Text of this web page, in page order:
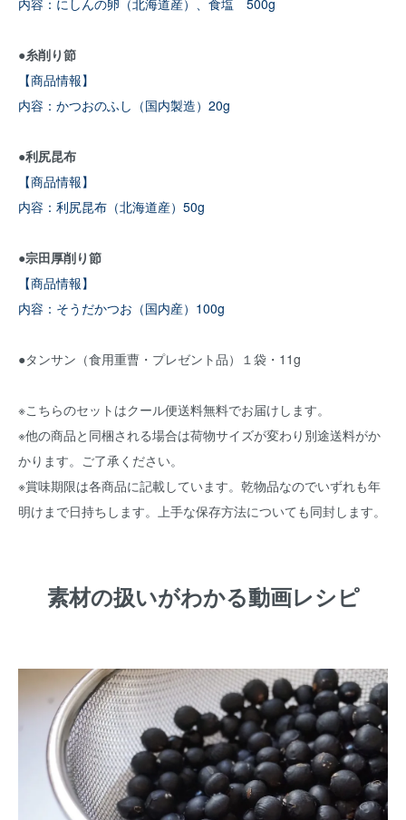
内容：にしんの卵（北海道産）、食塩 500g
●糸削り節
【商品情報】
内容：かつおのふし（国内製造）20g
●利尻昆布
【商品情報】
内容：利尻昆布（北海道産）50g
●宗田厚削り節
【商品情報】
内容：そうだかつお（国内産）100g
●タンサン（食用重曹・プレゼント品）１袋・11g
※こちらのセットはクール便送料無料でお届けします。
※他の商品と同梱される場合は荷物サイズが変わり別途送料がか
かります。ご了承ください。
※賞味期限は各商品に記載しています。乾物品なのでいずれも年
明けまで日持ちします。上手な保存方法についても同封します。
素材の扱いがわかる動画レシピ